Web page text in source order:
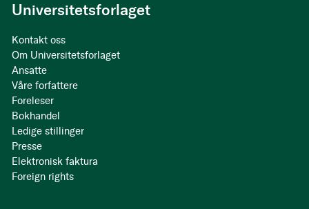
Universitetsforlaget
Kontakt oss
Om Universitetsforlaget
Ansatte
Våre forfattere
Foreleser
Bokhandel
Ledige stillinger
Presse
Elektronisk faktura
Foreign rights